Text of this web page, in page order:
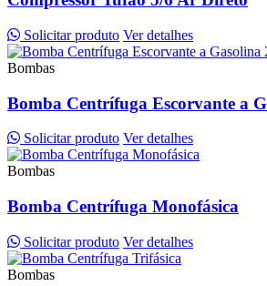
Solicitar produto Ver detalhes
Bombas
Bomba Centrífuga Escorvante a
Solicitar produto Ver detalhes
Bombas
Bomba Centrífuga Monofásica
Solicitar produto Ver detalhes
Bombas